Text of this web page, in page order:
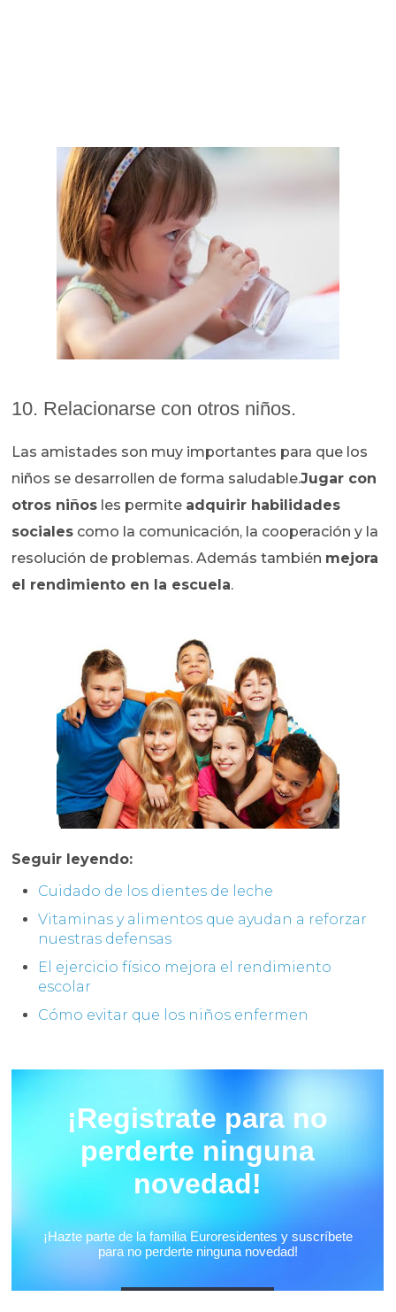
10. Relacionarse con otros niños.
Las amistades son muy importantes para que los
niños se desarrollen de forma saludable.Jugar con
otros niños les permite adquirir habilidades
sociales como la comunicación, la cooperación y la
resolución de problemas. Además también mejora
el rendimiento en la escuela.
Seguir leyendo:
Cuidado de los dientes de leche
Vitaminas y alimentos que ayudan a reforzar
nuestras defensas
El ejercicio físico mejora el rendimiento
escolar
Cómo evitar que los niños enfermen